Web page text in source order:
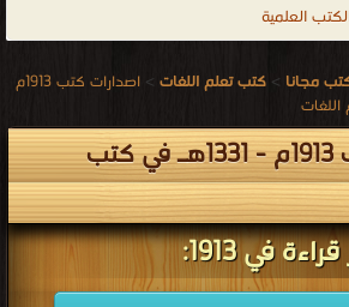
مجانا > كتب تعلم اللغات >
اصدارات كتب 1913م
اصدارات كتب 1913م - 1331هـ في كتب
في 1913: